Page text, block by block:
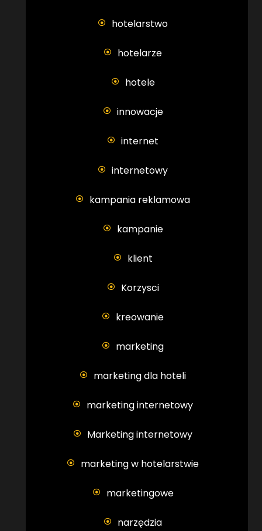
hotelarstwo
hotelarze
hotele
innowacje
internet
internetowy
kampania reklamowa
kampanie
klient
Korzysci
kreowanie
marketing
marketing dla hoteli
marketing internetowy
Marketing internetowy
marketing w hotelarstwie
marketingowe
narzędzia